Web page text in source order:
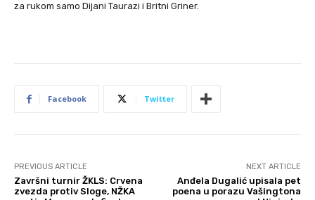
za rukom samo Dijani Taurazi i Britni Griner.
Facebook Twitter
PREVIOUS ARTICLE
Završni turnir ŽKLS: Crvena
zvezda protiv Sloge, NŽKA
NEXT ARTICLE
Anđela Dugalić upisala pet
poena u porazu Vašingtona